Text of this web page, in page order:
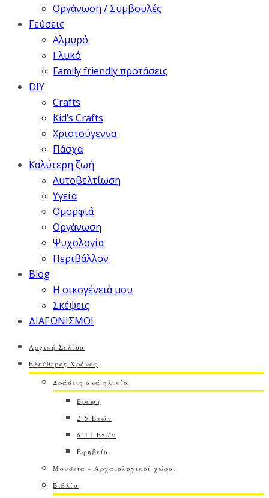
Οργάνωση / Συμβουλές
Γεύσεις
Αλμυρό
Γλυκό
Family friendly προτάσεις
DIY
Crafts
Kid’s Crafts
Χριστούγεννα
Πάσχα
Καλύτερη ζωή
Αυτοβελτίωση
Υγεία
Ομορφιά
Οργάνωση
Ψυχολογία
Περιβάλλον
Blog
Η οικογένειά μου
Σκέψεις
ΔΙΑΓΩΝΙΣΜΟΙ
Αρχική Σελίδα
Ελεύθερος Χρόνος
Δράσεις ανά ηλικία
Βρέφη
2-5 Ετών
6-11 Ετών
Εφηβεία
Μουσεία - Αρχαιολογικοί χώροι
Βιβλία